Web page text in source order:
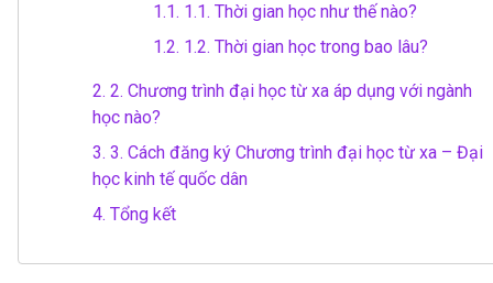
1.1. 1.1. Thời gian học như thế nào?
1.2. 1.2. Thời gian học trong bao lâu?
2. 2. Chương trình đại học từ xa áp dụng với ngành
học nào?
3. 3. Cách đăng ký Chương trình đại học từ xa – Đại
học kinh tế quốc dân
4. Tổng kết